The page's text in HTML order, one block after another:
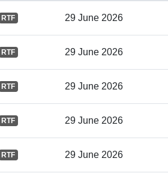
RTF 29 June 2026
RTF 29 June 2026
RTF 29 June 2026
RTF 29 June 2026
RTF 29 June 2026
Каталожен
запис:
uriRef: